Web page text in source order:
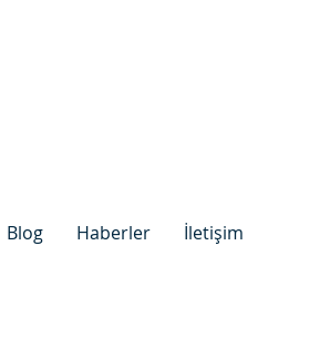
Blog Haberler İletişim